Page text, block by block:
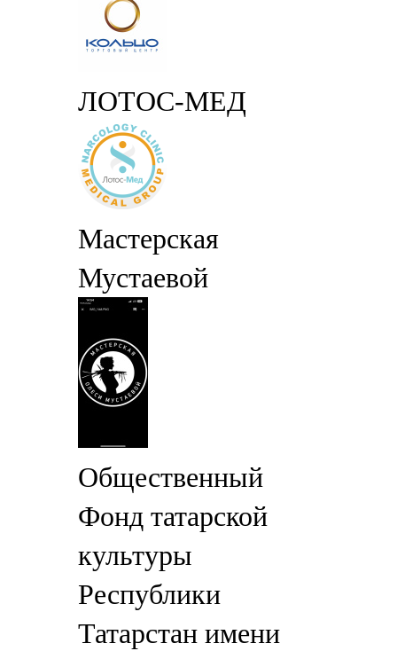
ЛОТОС-МЕД
Мастерская
Мустаевой
Общественный
Фонд татарской
культуры
Республики
Татарстан имени